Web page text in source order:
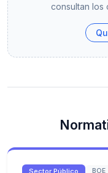
consultan los
Sector Público BOE